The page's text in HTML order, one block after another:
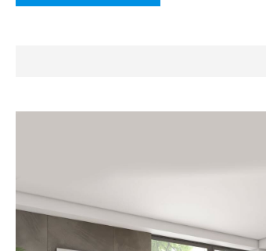
LED-verlichting
Nee